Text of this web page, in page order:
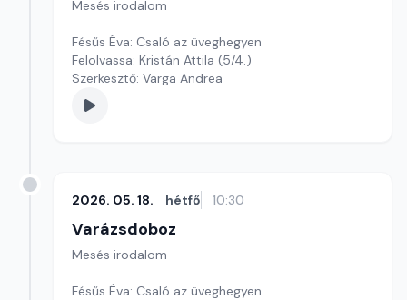
Mesés irodalom
Fésűs Éva: Csaló az üveghegyen
Felolvassa: Kristán Attila (5/4.)
Szerkesztő: Varga Andrea
2026. 05. 18. hétfő 10:30
Varázsdoboz
Mesés irodalom
Fésűs Éva: Csaló az üveghegyen